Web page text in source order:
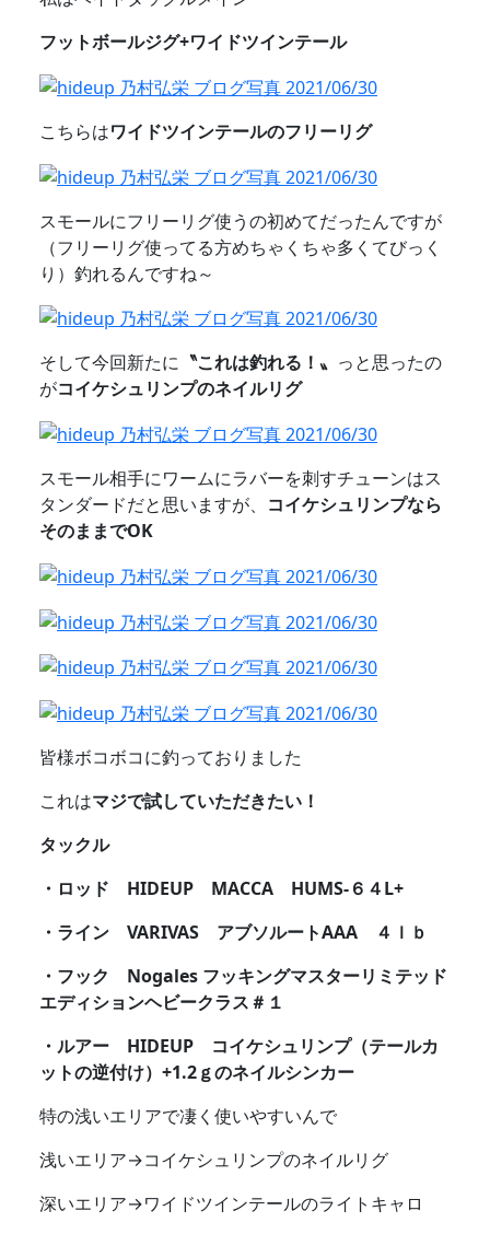
フットボールジグ+ワイドツインテール
こちらはワイドツインテールのフリーリグ
スモールにフリーリグ使うの初めてだったんですが
（フリーリグ使ってる方めちゃくちゃ多くてびっく
り）釣れるんですね～
そして今回新たに 〝これは釣れる！〟 っと思ったの
がコイケシュリンプのネイルリグ
スモール相手にワームにラバーを刺すチューンはス
タンダードだと思いますが、 コイケシュリンプなら
そのままでOK
皆様ボコボコに釣っておりました
これはマジで試していただきたい！
タックル
・ロッド HIDEUP MACCA HUMS-６４L+
・ライン VARIVAS アブソルートAAA ４ｌｂ
・フック Nogales フッキングマスターリミテッド
エディションヘビークラス＃１
・ルアー HIDEUP コイケシュリンプ（テールカ
ットの逆付け）+1.2ｇのネイルシンカー
特の浅いエリアで凄く使いやすいんで
浅いエリア→コイケシュリンプのネイルリグ
深いエリア→ワイドツインテールのライトキャロ